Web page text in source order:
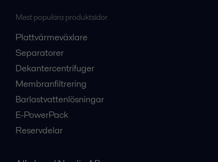
Mest populära produktsidor
Plattvärmeväxlare
Separatorer
Dekantercentrifuger
Membranfiltrering
Barlastvattenlösningar
E-PowerPack
Reservdelar